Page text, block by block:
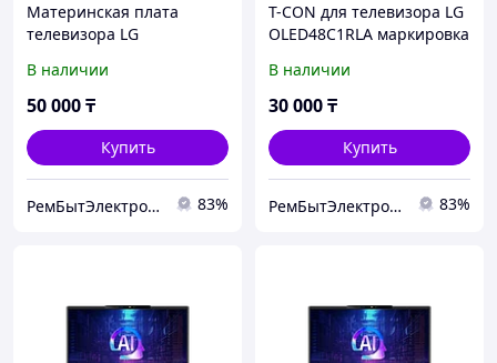
Материнская плата
телевизора LG
:EAX69775701 (1.1)
В наличии
50 000₸
Купить
РемБытЭлектроника 83%
T-CON для телевизора LG
OLED48C1RLA маркировка
6870C-0852B 3551L-1904F
3550S-2908E
В наличии
30 000₸
Купить
РемБытЭлектроника 83%